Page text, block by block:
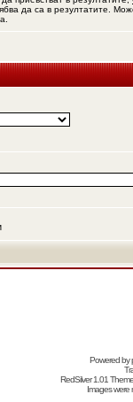
да са в резултатите.
Powered by
RedSilver 1.01
Images were